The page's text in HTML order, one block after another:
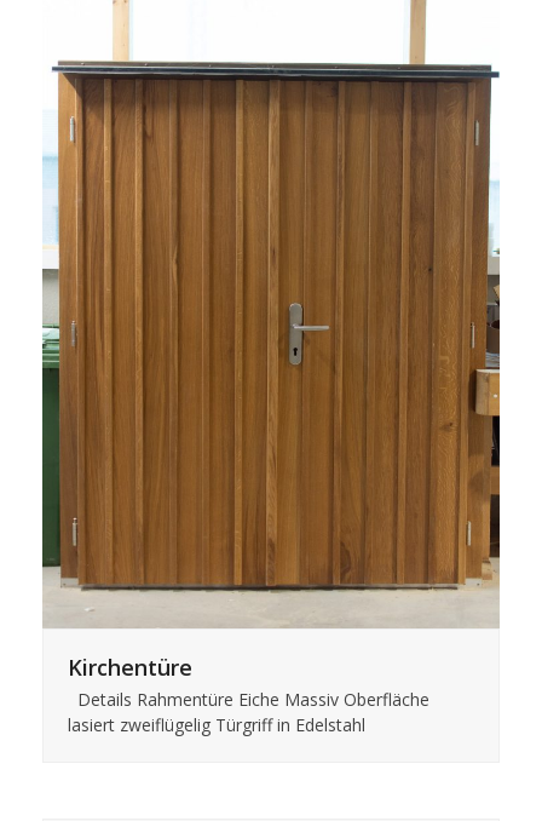
Kirchentüre
Details Rahmentüre Eiche Massiv Oberfläche
lasiert zweiflügelig Türgriff in Edelstahl